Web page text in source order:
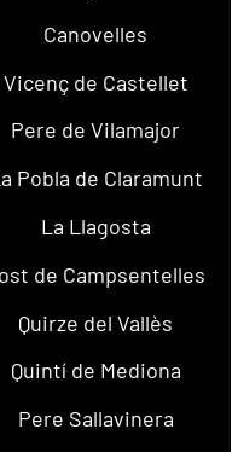
Canovelles
Vicenç de Castellet
Pere de Vilamajor
Pobla de Claramunt
La Llagosta
de Campsentelles
Quirze del Vallès
Quintí de Mediona
Pere Sallavinera